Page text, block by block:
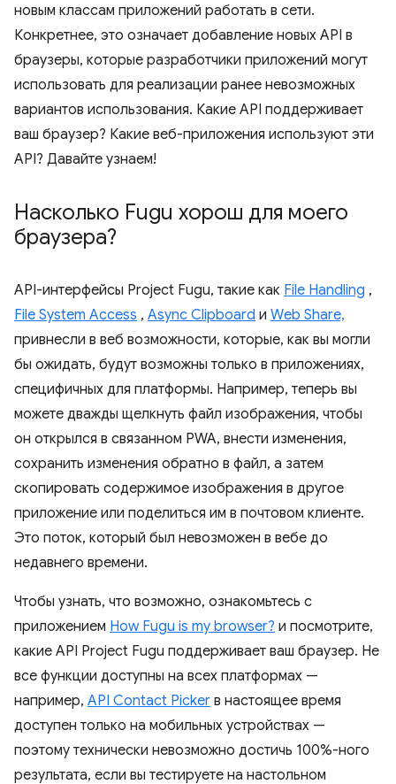
новым классам приложений работать в сети.
Конкретнее, это означает добавление новых API в
браузеры, которые разработчики приложений могут
использовать для реализации ранее невозможных
вариантов использования. Какие API поддерживает
ваш браузер? Какие веб-приложения используют эти
API? Давайте узнаем!
Насколько Fugu хорош для моего
браузера?
API-интерфейсы Project Fugu, такие как File Handling ,
File System Access , Async Clipboard и Web Share,
привнесли в веб возможности, которые, как вы могли
бы ожидать, будут возможны только в приложениях,
специфичных для платформы. Например, теперь вы
можете дважды щелкнуть файл изображения, чтобы
он открылся в связанном PWA, внести изменения,
сохранить изменения обратно в файл, а затем
скопировать содержимое изображения в другое
приложение или поделиться им в почтовом клиенте.
Это поток, который был невозможен в вебе до
недавнего времени.
Чтобы узнать, что возможно, ознакомьтесь с
приложением How Fugu is my browser? и посмотрите,
какие API Project Fugu поддерживает ваш браузер. Не
все функции доступны на всех платформах —
например, API Contact Picker в настоящее время
доступен только на мобильных устройствах —
поэтому технически невозможно достичь 100%-ного
результата, если вы тестируете на настольном